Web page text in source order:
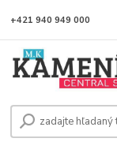
+421 940 949 000